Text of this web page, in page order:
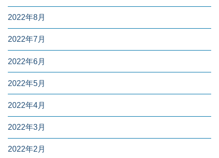
2022年8月
2022年7月
2022年6月
2022年5月
2022年4月
2022年3月
2022年2月